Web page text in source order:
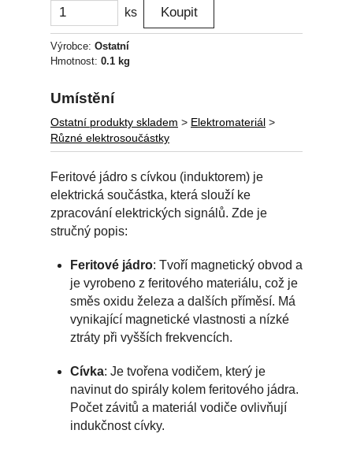
ks
Výrobce: Ostatní
Hmotnost: 0.1 kg
Umístění
Ostatní produkty skladem > Elektromateriál >
Různé elektrosoučástky
Feritové jádro s cívkou (induktorem) je
elektrická součástka, která slouží ke
zpracování elektrických signálů. Zde je
stručný popis:
Feritové jádro: Tvoří magnetický obvod a
je vyrobeno z feritového materiálu, což je
směs oxidu železa a dalších příměsí. Má
vynikající magnetické vlastnosti a nízké
ztráty při vyšších frekvencích.
Cívka: Je tvořena vodičem, který je
navinut do spirály kolem feritového jádra.
Počet závitů a materiál vodiče ovlivňují
indukčnost cívky.